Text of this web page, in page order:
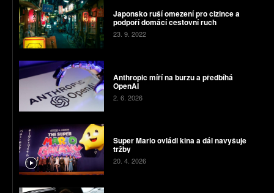
Japonsko ruší omezení pro cizince a
podpoří domácí cestovní ruch
23. 9. 2022
Anthropic míří na burzu a předbíhá
OpenAI
2. 6. 2026
Super Mario ovládl kina a dál navyšuje
tržby
20. 4. 2026